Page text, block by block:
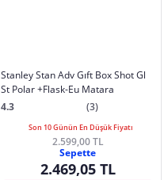
Stanley Stan Adv Gıft Box Shot Gl
St Polar +Flask-Eu Matara
4.3
(3)
Son 10 Günün En Düşük Fiyatı
2.599,00 TL
Sepette
2.469,05 TL